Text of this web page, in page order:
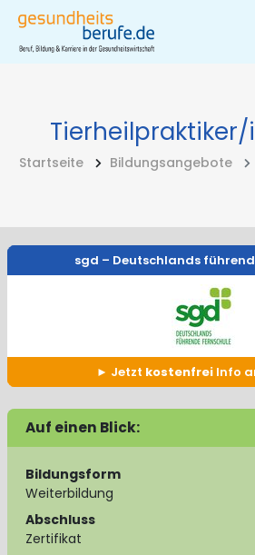
Tierheilpraktiker/
Startseite Bildungsangebote
sgd – Deutschlands
Jetzt kostenfrei Info
Auf einen Blick:
Bildungsform
Weiterbildung
Abschluss
Zertifikat